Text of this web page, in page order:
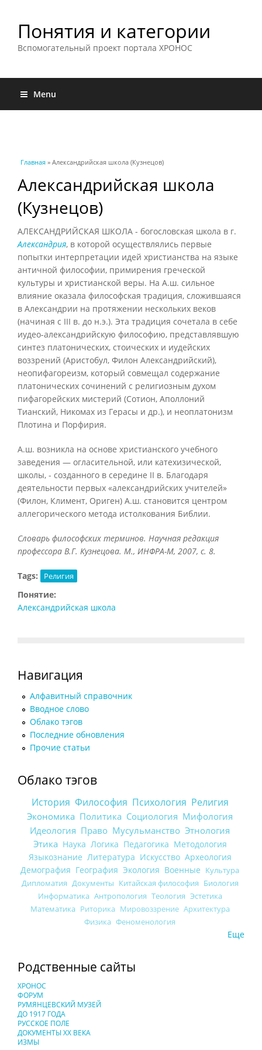
Понятия и категории
Вспомогательный проект портала ХРОНОС
Menu
Вы здесь
Главная » Александрийская школа (Кузнецов)
Александрийская школа
(Кузнецов)
АЛЕКСАНДРИЙСКАЯ ШКОЛА - богословская школа в г.
Александрия, в которой осуществлялись первые
попытки интерпретации идей христианства на языке
античной философии, примирения греческой
культуры и христианской веры. На А.ш. сильное
влияние оказала философская традиция, сложившаяся
в Александрии на протяжении нескольких веков
(начиная с III в. до н.э.). Эта традиция сочетала в себе
иудео-александрийскую философию, представлявшую
синтез платонических, стоических и иудейских
воззрений (Аристобул, Филон Александрийский),
неопифагореизм, который совмещал содержание
платонических сочинений с религиозным духом
пифагорейских мистерий (Сотион, Аполлоний
Тианский, Никомах из Герасы и др.), и неоплатонизм
Плотина и Порфирия.
А.ш. возникла на основе христианского учебного
заведения — огласительной, или катехизической,
школы, - созданного в середине II в. Благодаря
деятельности первых «александрийских учителей»
(Филон, Климент, Ориген) А.ш. становится центром
аллегорического метода истолкования Библии.
Словарь философских терминов. Научная редакция
профессора В.Г. Кузнецова. М., ИНФРА-М, 2007, с. 8.
Tags: Религия
Понятие:
Александрийская школа
Навигация
Алфавитный справочник
Вводное слово
Облако тэгов
Последние обновления
Прочие статьи
Облако тэгов
История Философия Психология Религия
Экономика Политика Социология Мифология
Идеология Право Мусульманство Этнология
Этика Наука Логика Педагогика Методология
Языкознание Литература Искусство Археология
Демография География Экология Военные Культура
Дипломатия Документы Китайская философия Биология
Информатика Антропология Теология Эстетика
Математика Риторика Мировоззрение Архитектура
Физика Феноменология
Еще
Родственные сайты
ХРОНОС
ФОРУМ
РУМЯНЦЕВСКИЙ МУЗЕЙ
ДО 1917 ГОДА
РУССКОЕ ПОЛЕ
ДОКУМЕНТЫ XX ВЕКА
ИЗМЫ